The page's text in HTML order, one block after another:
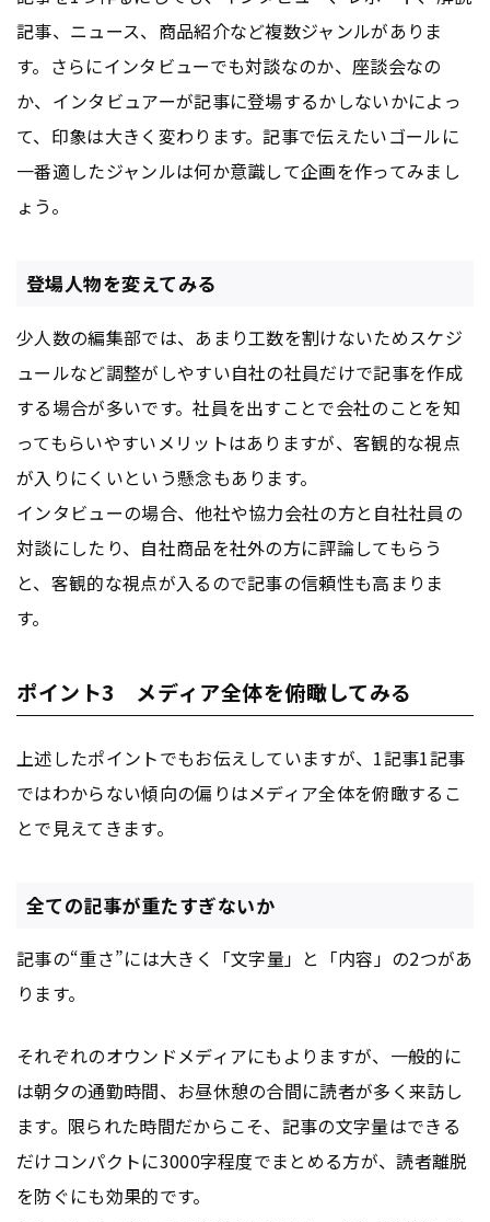
記事、ニュース、商品紹介など複数ジャンルがありま
す。さらにインタビューでも対談なのか、座談会なの
か、インタビュアーが記事に登場するかしないかによっ
て、印象は大きく変わります。記事で伝えたいゴールに
一番適したジャンルは何か意識して企画を作ってみまし
ょう。
登場人物を変えてみる
少人数の編集部では、あまり工数を割けないためスケジ
ュールなど調整がしやすい自社の社員だけで記事を作成
する場合が多いです。社員を出すことで会社のことを知
ってもらいやすいメリットはありますが、客観的な視点
が入りにくいという懸念もあります。
インタビューの場合、他社や協力会社の方と自社社員の
対談にしたり、自社商品を社外の方に評論してもらう
と、客観的な視点が入るので記事の信頼性も高まりま
す。
ポイント3 メディア全体を俯瞰してみる
上述したポイントでもお伝えしていますが、1記事1記事
ではわからない傾向の偏りはメディア全体を俯瞰するこ
とで見えてきます。
全ての記事が重たすぎないか
記事の“重さ”には大きく「文字量」と「内容」の2つがあ
ります。
それぞれのオウンドメディアにもよりますが、一般的に
は朝夕の通勤時間、お昼休憩の合間に読者が多く来訪し
ます。限られた時間だからこそ、記事の文字量はできる
だけコンパクトに3000字程度でまとめる方が、読者離脱
を防ぐにも効果的です。